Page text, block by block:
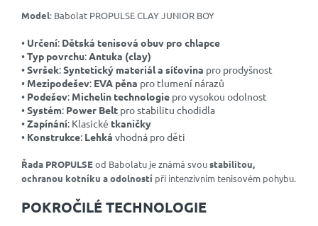
Model: Babolat PROPULSE CLAY JUNIOR BOY
• Určení: Dětská tenisová obuv pro chlapce
•Typ povrchu:Antuka (clay)
•Svršek:Syntetický materiál a síťovina pro prodyšnost
• Mezipodešev: EVA pěna pro tlumení nárazů
• Podešev: Michelin technologie pro vysokou odolnost
•Systém: Power Belt pro stabilitu chodidla
•Zapínání: Klasické tkaničky
• Konstrukce: Lehká vhodná pro děti
Řada PROPULSEod Babolatu je známá svoustabilitou,
ochranou kotníku a odolností při intenzivním tenisovém pohybu.
POKROČILÉ TECHNOLOGIE